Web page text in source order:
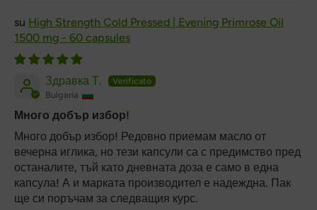
High Strength Cold Pressed | Evening Primrose Oil
1500 mg - 60 capsules
Здравка Т.
Bulgaria
Много добър избор!
Много добър избор! Редовно приемам масло от
вечерна иглика, но тези капсули са с предимство пред
останалите, тъй като дневната доза е само в една
капсула! А и марката производител е надеждна. Пак
ще си поръчам за следващия курс.